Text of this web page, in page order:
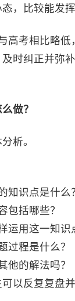
，比较能发
高考相比略
时纠正并弥补
做？
析。
知识点是什么？
包括哪些？
运用这一知识
过程是什么？
他的解法吗？
以反复复盘